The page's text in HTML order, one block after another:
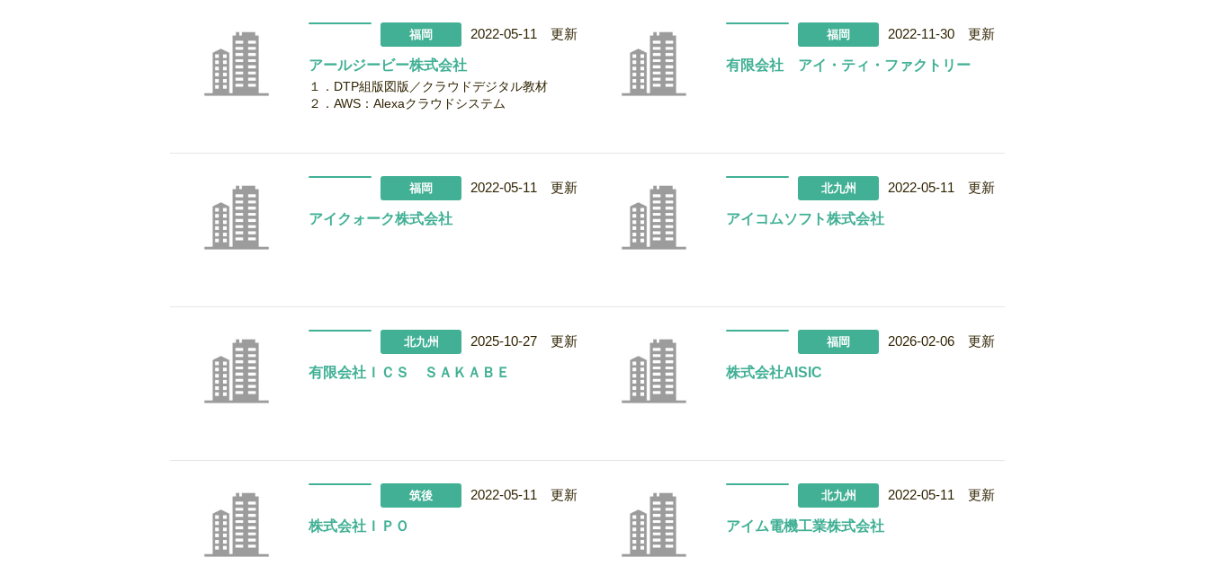
福岡 2022-05-11 更新
アールジービー株式会社
１．DTP組版図版／クラウドデジタル教材
２．AWS：Alexaクラウドシステム
福岡 2022-11-30 更新
有限会社 アイ・ティ・ファクトリー
福岡 2022-05-11 更新
アイクォーク株式会社
北九州 2022-05-11 更新
アイコムソフト株式会社
北九州 2025-10-27 更新
有限会社ＩＣＳ ＳＡＫＡＢＥ
福岡 2026-02-06 更新
株式会社AISIC
筑後 2022-05-11 更新
株式会社ＩＰＯ
北九州 2022-05-11 更新
アイム電機工業株式会社